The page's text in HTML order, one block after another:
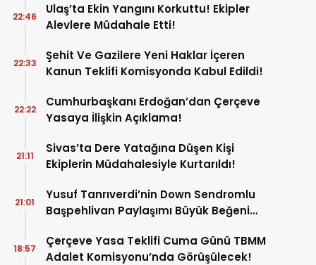
Ulaş’ta Ekin Yangını Korkuttu! Ekipler
Alevlere Müdahale Etti!
22:46
Şehit Ve Gazilere Yeni Haklar İçeren
Kanun Teklifi Komisyonda Kabul Edildi!
22:33
Cumhurbaşkanı Erdoğan’dan Çerçeve
Yasaya İlişkin Açıklama!
22:22
Sivas’ta Dere Yatağına Düşen Kişi
Ekiplerin Müdahalesiyle Kurtarıldı!
21:11
Yusuf Tanrıverdi’nin Down Sendromlu
Başpehlivan Paylaşımı Büyük Beğeni
21:01
Çerçeve Yasa Teklifi Cuma Günü TBMM
Adalet Komisyonu’nda Görüşülecek!
18:57